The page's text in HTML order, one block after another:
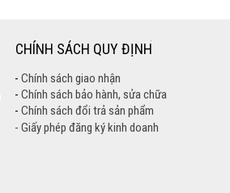
CHÍNH SÁCH QUY ĐỊNH
-Chính sách giao nhận
-Chính sách bảo hành, sửa chữa
-Chính sách đổi trả sản phẩm
- Giấy phép đăng ký kinh doanh